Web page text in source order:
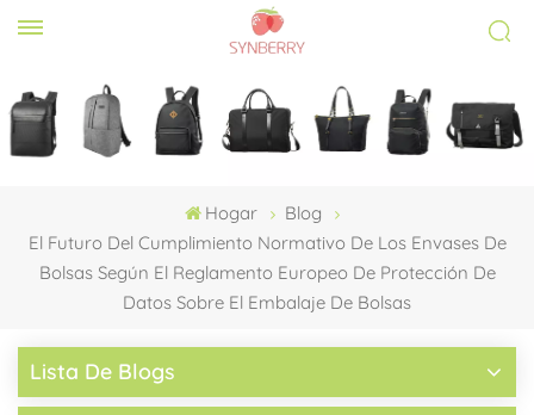
Hogar
Blog
El Futuro Del Cumplimiento Normativo De Los Envases De
Bolsas Según El Reglamento Europeo De Protección De
Datos Sobre El Embalaje De Bolsas
Lista De Blogs